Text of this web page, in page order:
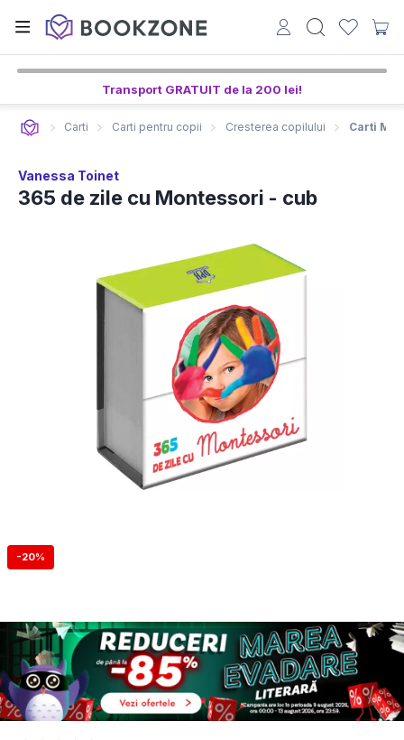
Transport GRATUIT de la 200 lei!
Carti Carti pentru copii Cresterea copilului Carti
Vanessa Toinet
365 de zile cu Montessori - cub
-20%